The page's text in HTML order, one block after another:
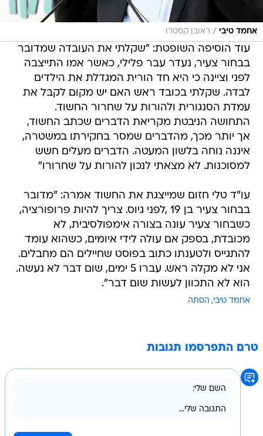
אחמד טיבי / ראובן קסטרו
עוד הוסיפה השופטת: "שקלתי את העובדה שמדובר
בבחור צעיר, נעדר עבר פלילי, כאשר אמו התייצבה
לפני וציינה כי היא חד הורית המגדלת את הילדים
לבדה. שקלתי בכובד ראש האם יש מקום לקבל את
עמדת הסנגורית ולהורות על שחרור החשוד.
התחושה הניבטת מקריאת הדברים שכתב החשוד,
אך יותר מכך, מהדברים שמסר בחקירתו במשטרה,
איננה נוחה בלשון המעטה. הדברים מעלים חשש
למסוכנות. לא מצאתי לנכון להורות על שחרורו"
עו"ד טלי חזום שמייצגת את החשוד אמרה: "מדובר
בבחור צעיר בן 19 ,לפני גיוס. צריך להיות פרופורציה,
כשבחור צעיר עונה בצורה אימפולסיבית, לא
מכובדת, בספק אם עולה לידי איומים, כשהוא עומד
להתגייס ולטענתו כתוב בפוסט שחיילים הם מחבלים.
אני לא מקלה ראש. עברו 5 ימים, שום דבר לא נעשה.
הוא לא התכוון לעשות שום דבר".
אחמד טיבי הסתה
טרם התפרסמו תגובות